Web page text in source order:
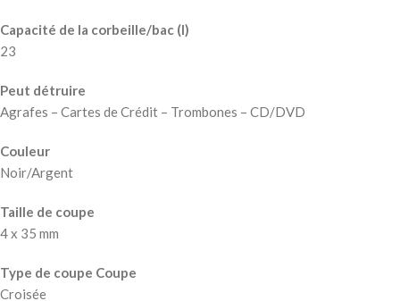
Capacité de la corbeille/bac (l)
23
Peut détruire
Agrafes – Cartes de Crédit – Trombones – CD/DVD
Couleur
Noir/Argent
Taille de coupe
4 x 35 mm
Type de coupe Coupe
Croisée